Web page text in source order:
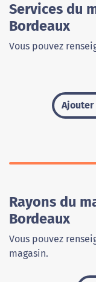
Services du
Bordeaux
Vous pouvez
Rayons du
Bordeaux
Vous pouvez
magasin.